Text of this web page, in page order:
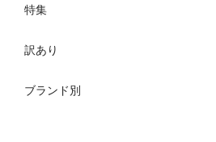
特集
訳あり
ブランド別